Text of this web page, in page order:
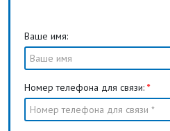
Ваше имя:
Номер телефона для связи: *